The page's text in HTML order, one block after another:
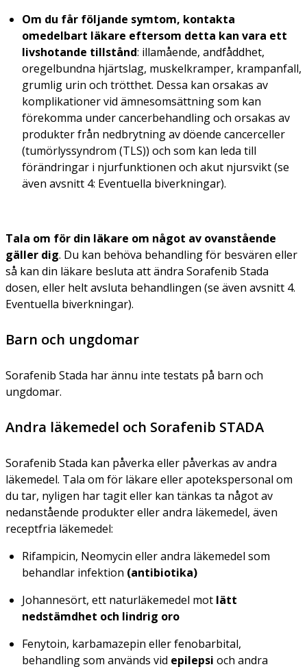
Om du får följande symtom, kontakta
omedelbart läkare eftersom detta kan vara ett
livshotande tillstånd: illamående, andfåddhet,
oregelbundna hjärtslag, muskelkramper, krampanfall,
grumlig urin och trötthet. Dessa kan orsakas av
komplikationer vid ämnesomsättning som kan
förekomma under cancerbehandling och orsakas av
produkter från nedbrytning av döende cancerceller
(tumörlyssyndrom (TLS)) och som kan leda till
förändringar i njurfunktionen och akut njursvikt (se
även avsnitt 4: Eventuella biverkningar).
Tala om för din läkare om något av ovanstående
gäller dig. Du kan behöva behandling för besvären eller
så kan din läkare besluta att ändra Sorafenib Stada
dosen, eller helt avsluta behandlingen (se även avsnitt 4.
Eventuella biverkningar).
Barn och ungdomar
Sorafenib Stada har ännu inte testats på barn och
ungdomar.
Andra läkemedel och Sorafenib STADA
Sorafenib Stada kan påverka eller påverkas av andra
läkemedel. Tala om för läkare eller apotekspersonal om
du tar, nyligen har tagit eller kan tänkas ta något av
nedanstående produkter eller andra läkemedel, även
receptfria läkemedel:
Rifampicin, Neomycin eller andra läkemedel som
behandlar infektion (antibiotika)
Johannesört, ett naturläkemedel mot lätt
nedstämdhet och lindrig oro
Fenytoin, karbamazepin eller fenobarbital,
behandling som används vid epilepsi och andra